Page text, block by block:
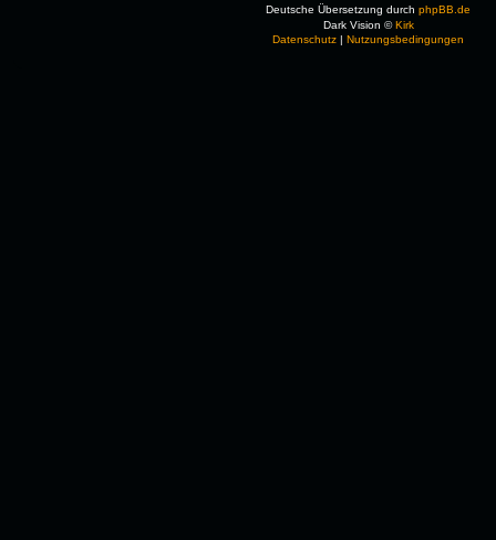
Deutsche Übersetzung durch phpBB.de
Dark Vision ©Kirk
Datenschutz | Nutzungsbedingungen